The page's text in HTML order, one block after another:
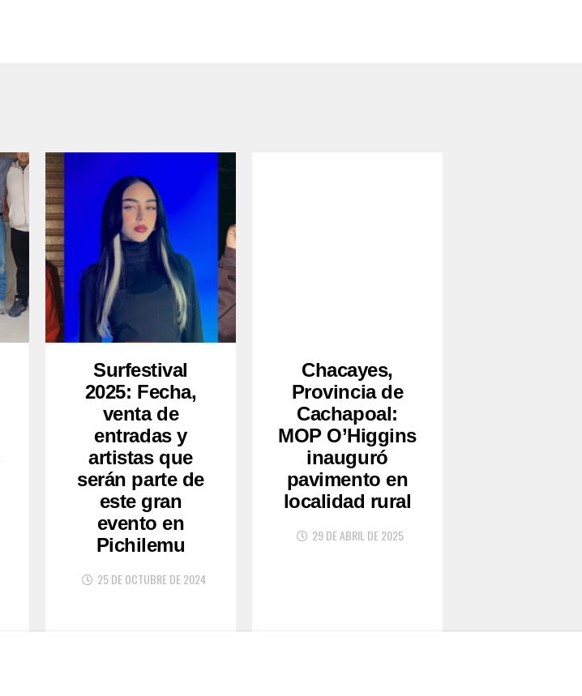
Surfestival
2025: Fecha,
venta de
entradas y
artistas que
serán parte de
este gran
evento en
Pichilemu
25 DE OCTUBRE DE 2024
Chacayes,
Provincia de
Cachapoal:
MOP O’Higgins
inauguró
pavimento en
localidad rural
29 DE ABRIL DE 2025